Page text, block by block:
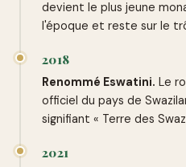
devient le plus jeune
l'époque et reste sur le
2018
Renommé Eswatini. Le
officiel du pays de
signifiant « Terre des
2021